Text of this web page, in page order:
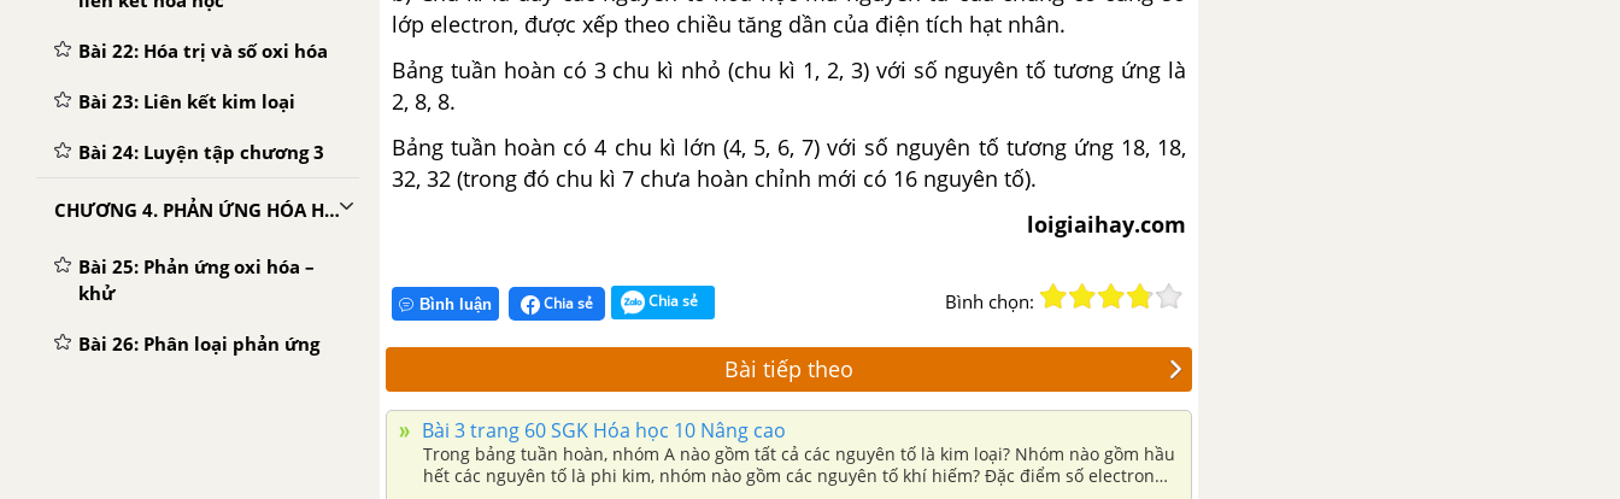
Bài 22: Hóa trị và số oxi hóa
Bài 23: Liên kết kim loại
Bài 24: Luyện tập chương 3
CHƯƠNG 4. PHẢN ỨNG HÓA HỌC
Bài 25: Phản ứng oxi hóa –
khử
Bài 26: Phân loại phản ứng
lớp electron, được xếp theo chiều tăng dần của điện tích hạt nhân.
Bảng tuần hoàn có 3 chu kì nhỏ (chu kì 1, 2, 3) với số nguyên tố tương ứng là
2, 8, 8.
Bảng tuần hoàn có 4 chu kì lớn (4, 5, 6, 7) với số nguyên tố tương ứng 18, 18,
32, 32 (trong đó chu kì 7 chưa hoàn chỉnh mới có 16 nguyên tố).
loigiaihay.com
Bình luận Chia sẻ Chia sẻ Bình chọn:
Bài tiếp theo
Bài 3 trang 60 SGK Hóa học 10 Nâng cao
Trong bảng tuần hoàn, nhóm A nào gồm tất cả các nguyên tố là kim loại? Nhóm nào gồm hầu
hết các nguyên tố là phi kim, nhóm nào gồm các nguyên tố khí hiếm? Đặc điểm số electron